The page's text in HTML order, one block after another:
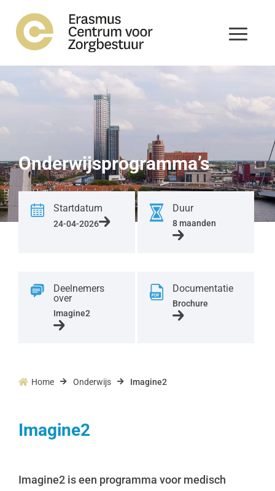
Onderwijsprogramma’s
Startdatum
24-04-2026
Duur
8 maanden
Deelnemers
over
Imagine2
Documentatie
Brochure
 Home  Onderwijs  Imagine2
Imagine2
Imagine2 is een programma voor medisch